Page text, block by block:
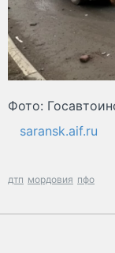
Фото:
saransk.aif.ru
дтп мордовия пфо